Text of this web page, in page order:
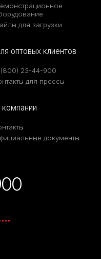
для загрузки
оптовых клиентов
23-44-900
для прессы
документы